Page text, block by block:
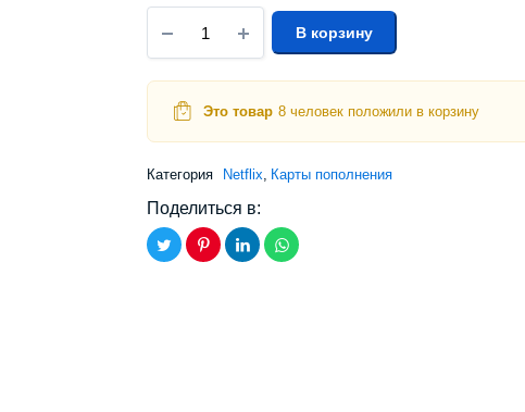
В корзину
Это товар 8 человек положили в корзину
Категория Netflix, Карты пополнения
Поделиться в: